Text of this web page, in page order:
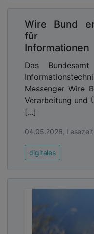
Wire Bund
für VS-
Informationen
Das
Messenger Wire
Verarbeitung und
[...]
04.05.2026,
digitales